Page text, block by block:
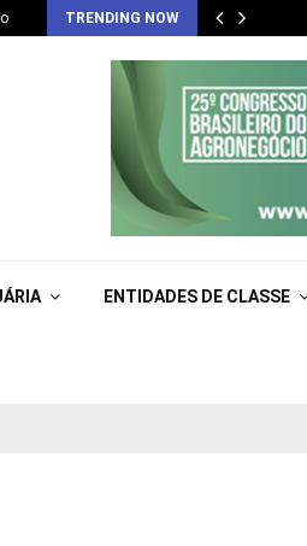
TRENDING NOW
ENTIDADES DE CLASSE